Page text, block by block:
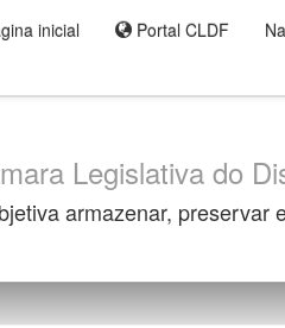
inicial Portal CLDF
Legislativa do
armazenar,